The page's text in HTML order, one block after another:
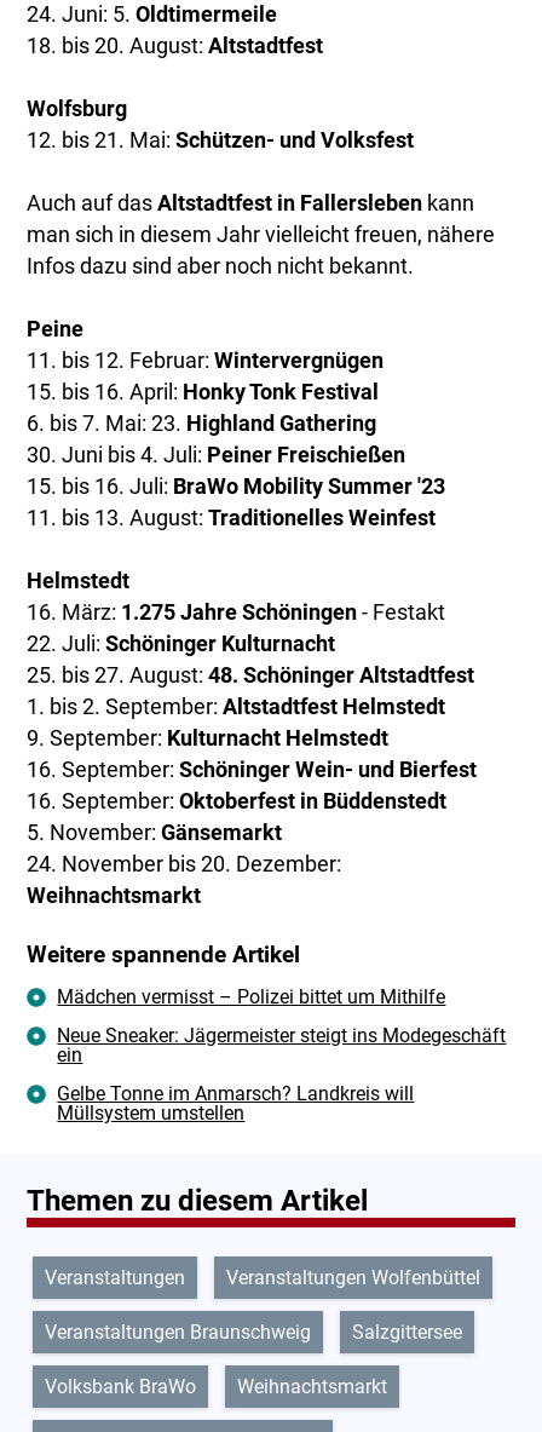
24. Juni: 5.Oldtimermeile
18. bis 20. August:Altstadtfest
Wolfsburg
12. bis 21. Mai:Schützen- und Volksfest
Auch auf dasAltstadtfest in Fallersleben kann
man sich in diesem Jahr vielleicht freuen, nähere
Infos dazu sind aber noch nicht bekannt.
Peine
11. bis 12. Februar:Wintervergnügen
15. bis 16. April: Honky Tonk Festival
6. bis 7. Mai: 23. Highland Gathering
30. Juni bis 4. Juli: Peiner Freischießen
15. bis 16. Juli: BraWo Mobility Summer '23
11. bis 13. August:Traditionelles Weinfest
Helmstedt
16. März: 1.275 Jahre Schöningen - Festakt
22. Juli:Schöninger Kulturnacht
25. bis 27. August:48. Schöninger Altstadtfest
1. bis 2. September:Altstadtfest Helmstedt
9. September: Kulturnacht Helmstedt
16. September:Schöninger Wein- und Bierfest
16. September:Oktoberfest in Büddenstedt
5. November:Gänsemarkt
24. November bis 20. Dezember:
Weihnachtsmarkt
Weitere spannende Artikel
Mädchen vermisst – Polizei bittet um Mithilfe
Neue Sneaker: Jägermeister steigt ins Modegeschäft
ein
Gelbe Tonne im Anmarsch? Landkreis will
Müllsystem umstellen
Themen zu diesem Artikel
Veranstaltungen Veranstaltungen Wolfenbüttel
Veranstaltungen Braunschweig Salzgittersee
Volksbank BraWo Weihnachtsmarkt